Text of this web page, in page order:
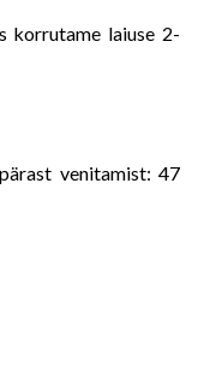
korrutame laiuse 2-
venitamist: 47